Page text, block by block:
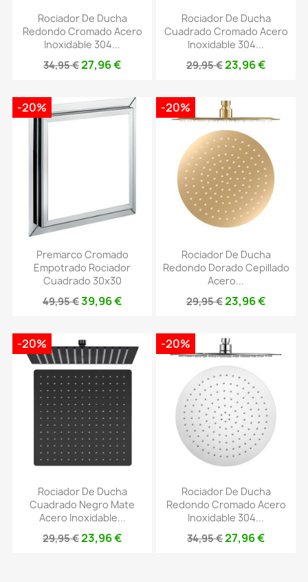
Rociador De Ducha
Redondo Cromado Acero
Inoxidable 304...
34,95 €27,96 €
Rociador De Ducha
Cuadrado Cromado Acero
Inoxidable 304...
29,95 €23,96 €
Premarco Cromado
Empotrado Rociador
Cuadrado 30x30
49,95 €39,96 €
-20%
Rociador De Ducha
Redondo Dorado Cepillado
Acero...
29,95 €23,96 €
-20%
Rociador De Ducha
Cuadrado Negro Mate
Acero Inoxidable...
29,95 €23,96 €
-20%
Rociador De Ducha
Redondo Cromado Acero
Inoxidable 304...
34,95 €27,96 €
-20%